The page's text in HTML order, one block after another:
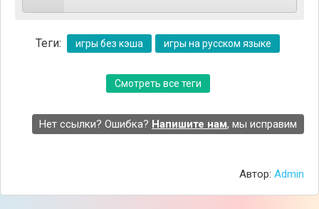
Теги: игры без кэша игры на русском языке
Смотреть все теги
Нет ссылки? Ошибка? Напишите нам, мы исправим
Автор: Admin